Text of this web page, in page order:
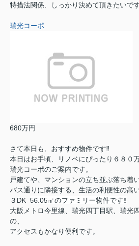
特措法関係、しっかり決めて頂きたいです
瑞光コーポ
680万円
さて本日も、おすすめ物件です‼︎
本日はお手頃、リノベにぴったり６８０
瑞光コーポのご案内です。
戸建てや、マンションの立ち並ぶ落ち着
バス通りに隣接する、生活の利便性の高
３DK 56.05㎡のファミリー物件です‼︎
大阪メトロ今里線、瑞光四丁目駅、瑞光
の、
アクセスもかなり便利です。